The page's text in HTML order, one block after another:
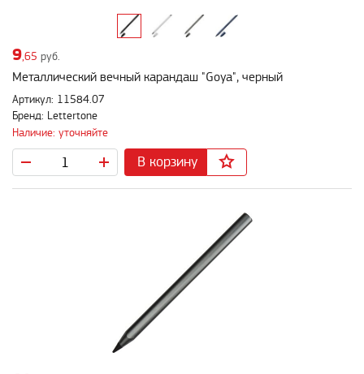
9,65 руб.
Металлический вечный карандаш "Goya", черный
Артикул: 11584.07
Бренд: Lettertone
Наличие: уточняйте
В корзину